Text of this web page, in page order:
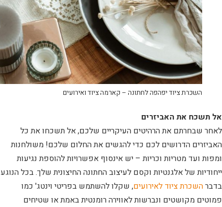
השכרת ציוד יפהפה לחתונה – קארמה ציוד ואירועים
אל תשכח את האביזרים
לאחר שבחרתם את הרהיטים העיקריים שלכם, אל תשכחו את כל
האביזרים הדרושים לכם כדי להגשים את החלום שלכם! משולחנות
ומפות ועד מטריות וכריות – יש אינסוף אפשרויות להוספת נגיעות
ייחודיות של אלגנטיות וקסם לעיצוב החתונה החיצונית שלך. בכל הנוגע
בדברהשכרת ציוד לאירועים, שקלו להשתמש בפריטי וינטג' כמו
פמוטים מקושטים ונברשות לאווירה רומנטית באמת או שטיחים